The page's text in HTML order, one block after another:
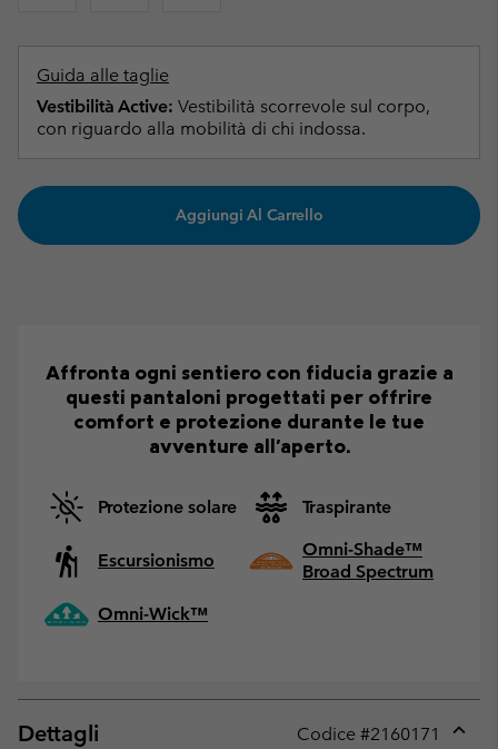
Guida alle taglie
Vestibilità Active: Vestibilità scorrevole sul corpo,
con riguardo alla mobilità di chi indossa.
Aggiungi Al Carrello
Affronta ogni sentiero con fiducia grazie a
questi pantaloni progettati per offrire
comfort e protezione durante le tue
avventure all'aperto.
Protezione solare Traspirante
Escursionismo
Omni-Shade™
Broad Spectrum
Omni-Wick™
Dettagli Codice #2160171